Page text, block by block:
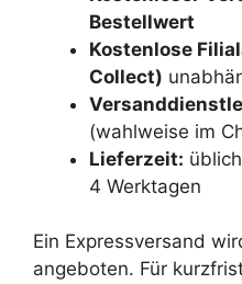
Bestellwert
Kostenlose
Collect)
(wahlweise im
Lieferzeit:
4 Werktagen
Ein Expressversand
angeboten. Für